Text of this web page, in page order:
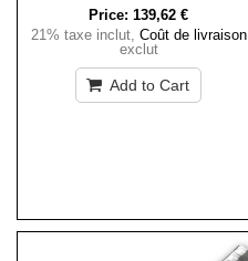
Price: 139,62 €
21% taxe inclut, Coût de livraison
exclut
Add to Cart